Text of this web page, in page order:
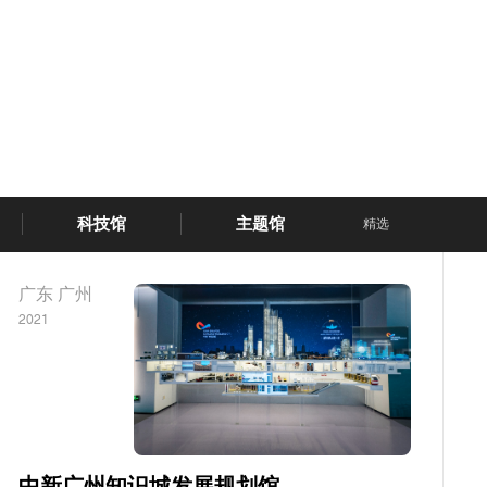
科技馆 主题馆 精选
广东 广州
2021